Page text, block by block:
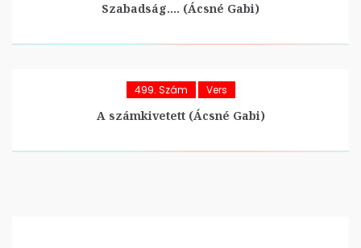
Szabadság…. (Ácsné Gabi)
499. Szám Vers
A számkivetett (Ácsné Gabi)